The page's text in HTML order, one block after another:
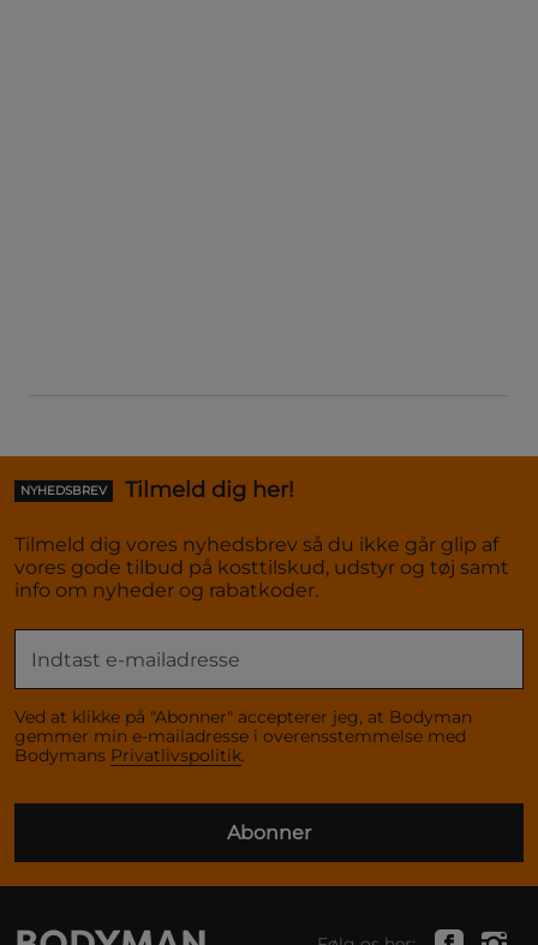
NYHEDSBREV Tilmeld dig her!
Tilmeld dig vores nyhedsbrev så du ikke går glip af
vores gode tilbud på kosttilskud, udstyr og tøj samt
info om nyheder og rabatkoder.
Ved at klikke på "Abonner" accepterer jeg, at Bodyman
gemmer min e-mailadresse i overensstemmelse med
Bodymans Privatlivspolitik.
Abonner